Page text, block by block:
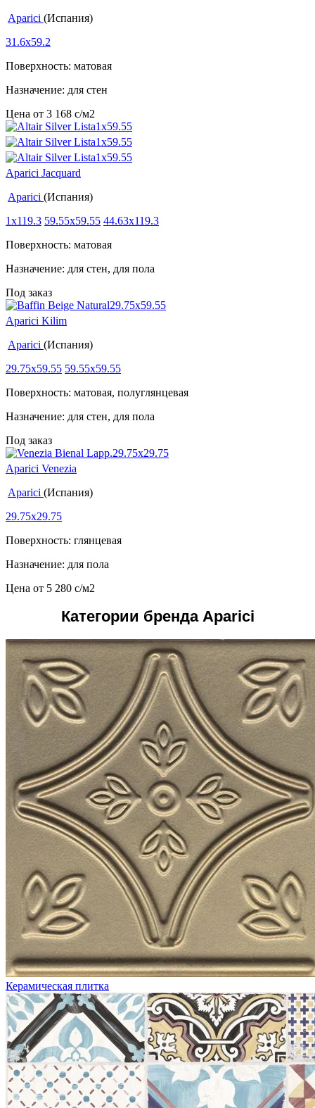
Aparici (Испания)
31.6x59.2
Поверхность: матовая
Назначение: для стен
Цена от 3 168 c/м2
Aparici Jacquard
Aparici (Испания)
1x119.3 59.55x59.55 44.63x119.3
Поверхность: матовая
Назначение: для стен, для пола
Под заказ
Aparici Kilim
Aparici (Испания)
29.75x59.55 59.55x59.55
Поверхность: матовая, полуглянцевая
Назначение: для стен, для пола
Под заказ
Aparici Venezia
Aparici (Испания)
29.75x29.75
Поверхность: глянцевая
Назначение: для пола
Цена от 5 280 c/м2
Категории бренда Aparici
Керамическая плитка